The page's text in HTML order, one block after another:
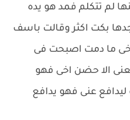
لم تتكلم فمد هو يده
بكت اكثر وقالت باسف
ما دمت اصبحت فى
الا حضن اخى فهو
ليدافع عنى فهو يدافع